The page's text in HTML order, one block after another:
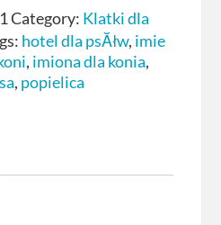
Category: Klatki dla
hotel dla psĂłw, imie
, imiona dla konia,
, popielica